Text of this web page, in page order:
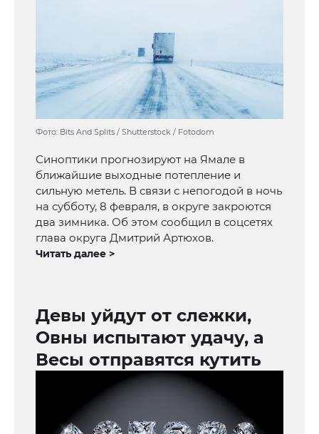
Фото: Bits And Splits / Shutterstock / Fotodom
Синоптики прогнозируют на Ямале в
ближайшие выходные потепление и
сильную метель. В связи с непогодой в ночь
на субботу, 8 февраля, в округе закроются
два зимника. Об этом сообщил в соцсетях
глава округа Дмитрий Артюхов.
Читать далее >
Девы уйдут от слежки,
Овны испытают удачу, а
Весы отправятся кутить